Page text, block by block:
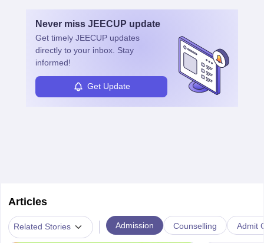
Never miss JEECUP update
Get timely JEECUP updates
directly to your inbox. Stay
informed!
Get Update
Articles
Related Stories | Admission Counselling Admit